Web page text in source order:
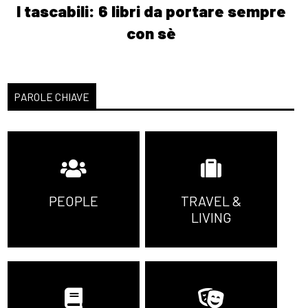
I tascabili: 6 libri da portare sempre
con sè
PAROLE CHIAVE
PEOPLE
TRAVEL &
LIVING